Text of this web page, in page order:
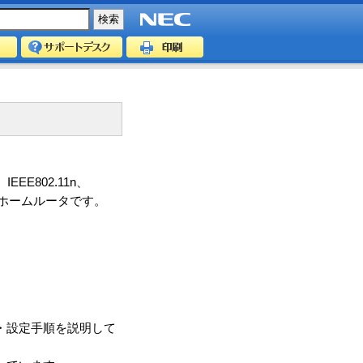
、
ームルータです。
設定手順を説明して